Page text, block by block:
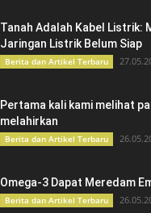
Tanah Adalah Kabel Listrik:
Jaringan Listrik Belum Siap
Berita dan Artikel Terbaru
Pertama kali kami melihat
melahirkan
Berita dan Artikel Terbaru
Omega-3 Dapat Meredam
Berita dan Artikel Terbaru